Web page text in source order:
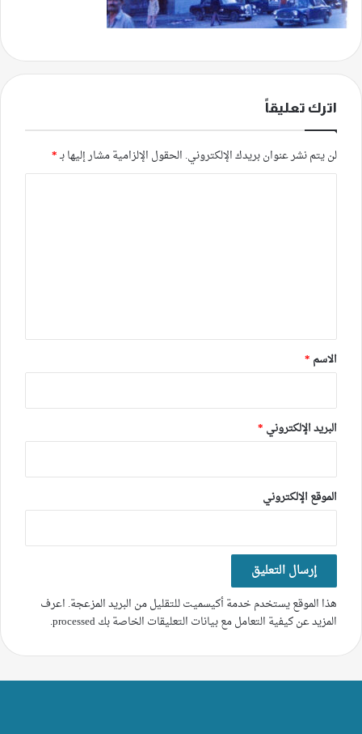
اترك تعليقاً
لن يتم نشر عنوان بريدك الإلكتروني. الحقول الإلزامية مشار إليها بـ*
*
الاسم *
البريد الإلكتروني *
الموقع الإلكتروني
هذا الموقع يستخدم خدمة أكيسميت للتقليل من البريد المزعجة. اعرف
المزيد عن كيفية التعامل مع بيانات التعليقات الخاصة بك processed
.